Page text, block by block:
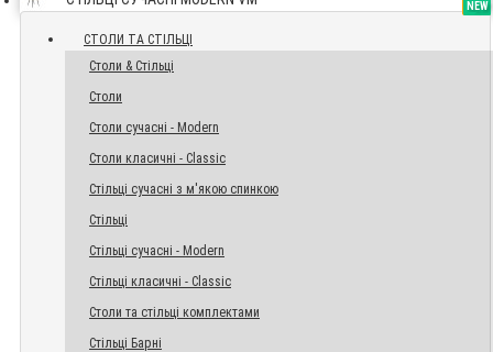
TOP
СТОЛИ ТА СТІЛЬЦІ
Столи & Стільці
Столи
Столи сучасні - Modern
Столи класичні - Classic
Стільці сучасні з м'якою спинкою
Стільці
Стільці сучасні - Modern
Стільці класичні - Classic
Столи та стільці комплектами
Стільці Барні
NEW
NEW
NEW